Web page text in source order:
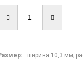
ширина 10,3 мм;